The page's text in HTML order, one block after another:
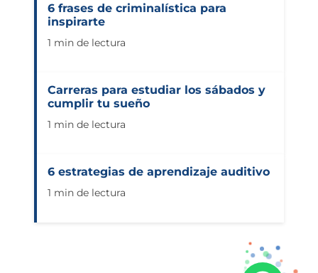
6 frases de criminalística para
inspirarte
1 min de lectura
Carreras para estudiar los sábados y
cumplir tu sueño
1 min de lectura
6 estrategias de aprendizaje auditivo
1 min de lectura